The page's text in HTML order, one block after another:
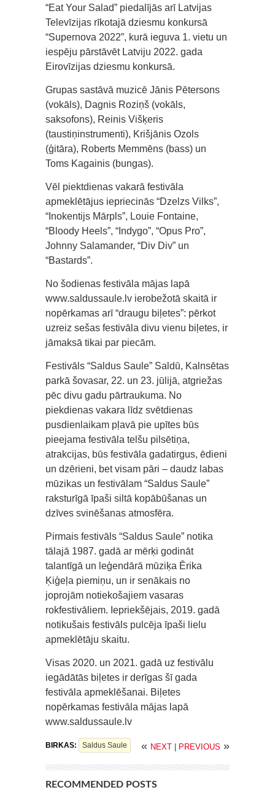
“Eat Your Salad” piedalījās arī Latvijas
Televīzijas rīkotajā dziesmu konkursā
“Supernova 2022”, kurā ieguva 1. vietu un
iespēju pārstāvēt Latviju 2022. gada
Eirovīzijas dziesmu konkursā.
Grupas sastāvā muzicē Jānis Pētersons
(vokāls), Dagnis Roziņš (vokāls,
saksofons), Reinis Višķeris
(taustiņinstrumenti), Krišjānis Ozols
(ģitāra), Roberts Memmēns (bass) un
Toms Kagainis (bungas).
Vēl piektdienas vakarā festivāla
apmeklētājus iepriecinās “Dzelzs Vilks”,
“Inokentijs Mārpls”, Louie Fontaine,
“Bloody Heels”, “Indygo”, “Opus Pro”,
Johnny Salamander, “Div Div” un
“Bastards”.
No šodienas festivāla mājas lapā
www.saldussaule.lv ierobežotā skaitā ir
nopērkamas arī “draugu biļetes”: pērkot
uzreiz sešas festivāla divu vienu biļetes, ir
jāmaksā tikai par piecām.
Festivāls “Saldus Saule” Saldū, Kalnsētas
parkā šovasar, 22. un 23. jūlijā, atgriežas
pēc divu gadu pārtraukuma. No
piekdienas vakara līdz svētdienas
pusdienlaikam pļavā pie upītes būs
pieejama festivāla telšu pilsētiņa,
atrakcijas, būs festivāla gadatirgus, ēdieni
un dzērieni, bet visam pāri – daudz labas
mūzikas un festivālam “Saldus Saule”
raksturīgā īpaši siltā kopābūšanas un
dzīves svinēšanas atmosfēra.
Pirmais festivāls “Saldus Saule” notika
tālajā 1987. gadā ar mērķi godināt
talantīgā un leģendārā mūziķa Ērika
Ķiģeļa piemiņu, un ir senākais no
joprojām notiekošajiem vasaras
rokfestivāliem. Iepriekšējais, 2019. gadā
notikušais festivāls pulcēja īpaši lielu
apmeklētāju skaitu.
Visas 2020. un 2021. gadā uz festivālu
iegādātās biļetes ir derīgas šī gada
festivāla apmeklēšanai. Biļetes
nopērkamas festivāla mājas lapā
www.saldussaule.lv
BIRKAS: Saldus Saule « NEXT PREVIOUS »
RECOMMENDED POSTS